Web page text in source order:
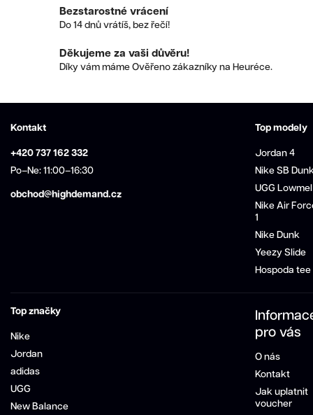
Bezstarostné vrácení
Do 14 dnů vrátíš, bez řečí!
Děkujeme za vaši důvěru!
Díky vám máme Ověřeno zákazníky na Heuréce.
Kontakt
+420 737 162 332
Po–Ne: 11:00–16:30
obchod@highdemand.cz
Top modely
Jordan 4
Nike SB
UGG Lowmel
Nike Air
1
Nike Dunk
Yeezy Slide
Hospoda tee
Top značky
Nike
Jordan
adidas
UGG
New Balance
pro vás
O nás
Kontakt
Jak uplatnit
voucher